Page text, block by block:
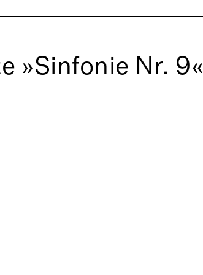
»Sinfonie Nr. 9«